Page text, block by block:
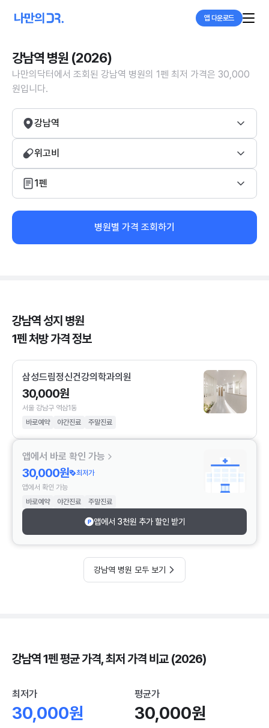
앱 다운로드
강남역 병원 (2026)
나만의닥터에서 조회된 강남역 병원의 1펜 최저 가격은 30,000
원입니다.
강남역
위고비
1펜
병원별 가격 조회하기
강남역 성지 병원
1펜 처방 가격 정보
삼성드림정신건강의학과의원
30,000원
서울 강남구 역삼1동
바로예약
야간진료 주말진료
앱에서 바로 확인 가능
30,000원
최저가
앱에서 확인 가능
바로예약
야간진료 주말진료
앱에서 3천원 추가 할인 받기
강남역 병원 모두 보기
강남역 1펜 평균 가격, 최저 가격 비교 (2026)
최저가
30,000원
평균가
30,000원